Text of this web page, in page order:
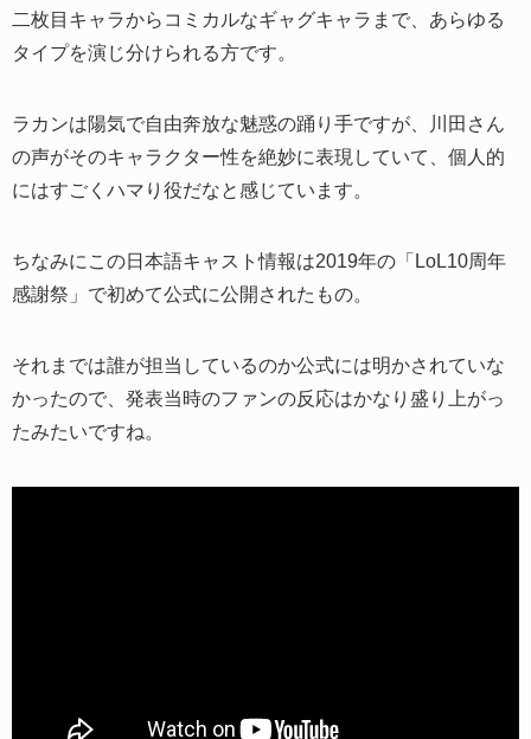
二枚目キャラからコミカルなギャグキャラまで、あらゆる
タイプを演じ分けられる方です。
ラカンは陽気で自由奔放な魅惑の踊り手ですが、川田さん
の声がそのキャラクター性を絶妙に表現していて、個人的
にはすごくハマり役だなと感じています。
ちなみにこの日本語キャスト情報は2019年の「LoL10周年
感謝祭」で初めて公式に公開されたもの。
それまでは誰が担当しているのか公式には明かされていな
かったので、発表当時のファンの反応はかなり盛り上がっ
たみたいですね。